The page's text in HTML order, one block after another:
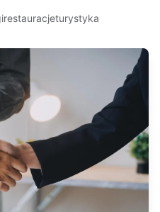
restauracjeturystyka